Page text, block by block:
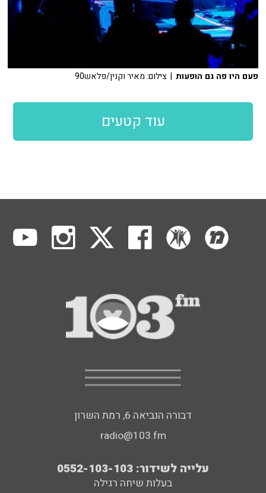
פעם היו פה גם הופעות | צילום: מאיר וקנין/פלאש90
עוד קטעים
דבורה הנביאה 6, רמת השרון
radio@103.fm
עלייה לשידור: 0552-103-103
בעלות שיחה רגילה